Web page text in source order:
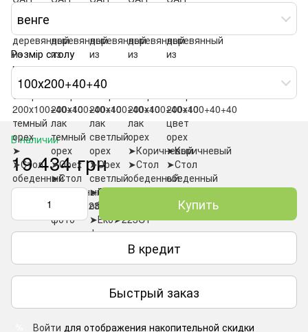
венге
Розмір столу
100х200+40+40
В наличии
19 434 грн
Купить
В кредит
Быстрый заказ
Войти для отображения накопительной скидки